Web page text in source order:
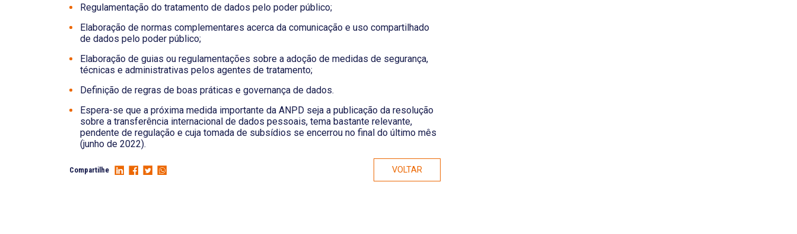
Regulamentação do tratamento de dados pelo poder público;
Elaboração de normas complementares acerca da comunicação e uso compartilhado
de dados pelo poder público;
Elaboração de guias ou regulamentações sobre a adoção de medidas de segurança,
técnicas e administrativas pelos agentes de tratamento;
Definição de regras de boas práticas e governança de dados.
Espera-se que a próxima medida importante da ANPD seja a publicação da resolução
sobre a transferência internacional de dados pessoais, tema bastante relevante,
pendente de regulação e cuja tomada de subsídios se encerrou no final do último mês
(junho de 2022).
Compartilhe VOLTAR